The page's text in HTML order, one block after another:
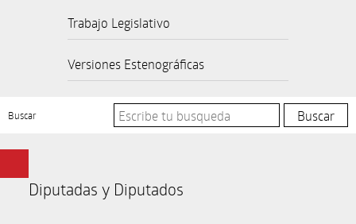
Trabajo Legislativo
Versiones Estenográficas
Buscar
Diputadas y Diputados